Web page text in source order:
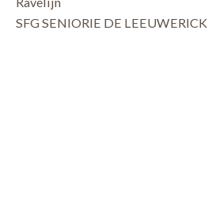
SFG SENIORIE DE LEEUWERICK